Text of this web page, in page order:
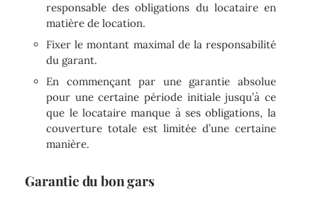
responsable des obligations du locataire en
matière de location.
Fixer le montant maximal de la responsabilité
du garant.
En commençant par une garantie absolue
pour une certaine période initiale jusqu’à ce
que le locataire manque à ses obligations, la
couverture totale est limitée d’une certaine
manière.
Garantie du bon gars